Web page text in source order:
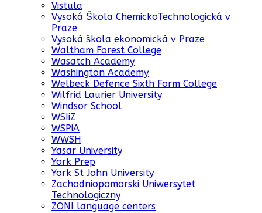
Vistula
Vysoká Škola ChemickoTechnologická v
Praze
Vysoká škola ekonomická v Praze
Waltham Forest College
Wasatch Academy
Washington Academy
Welbeck Defence Sixth Form College
Wilfrid Laurier University
Windsor School
WSIiZ
WSPiA
WWSH
Yasar University
York Prep
York St John University
Zachodniopomorski Uniwersytet
Technologiczny
ZONI language centers